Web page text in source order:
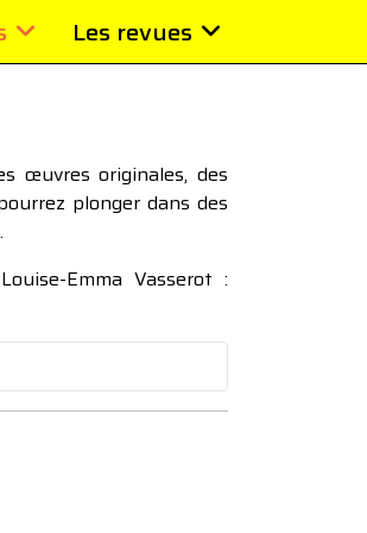
Les revues
œuvres originales, des
plonger dans des
Emma Vasserot :